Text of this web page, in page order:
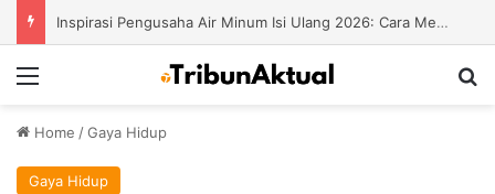
Inspirasi Pengusaha Air Minum Isi Ulang 2026: Cara Menciptakan Bisnis yang Terus Berkembang
Home /Gaya Hidup
Gaya Hidup